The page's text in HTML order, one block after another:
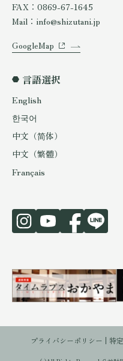
FAX：0869-67-1645
Mail：info@shizutani.jp
GoogleMap
言語選択
English
한국어
中文（简体）
中文（繁體）
Français
プライバシーポリシー 特